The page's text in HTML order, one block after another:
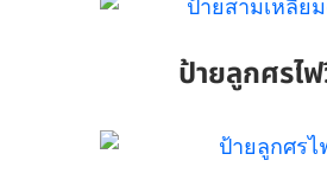
ป้ายลูกศรไ